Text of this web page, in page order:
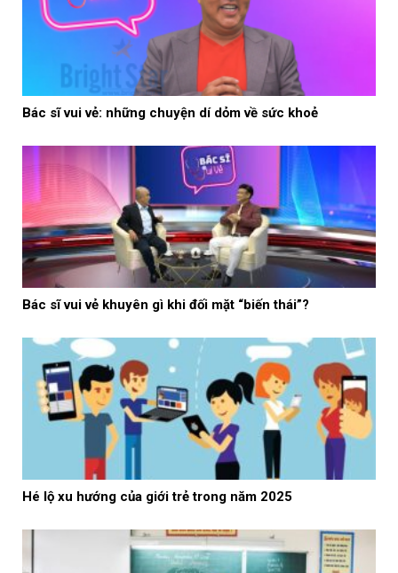
Bác sĩ vui vẻ: những chuyện dí dỏm về sức khoẻ
Bác sĩ vui vẻ khuyên gì khi đối mặt “biến thái”?
Hé lộ xu hướng của giới trẻ trong năm 2025